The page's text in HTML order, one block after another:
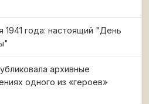
1941 года: настоящий "День
архивные
одного из «героев»